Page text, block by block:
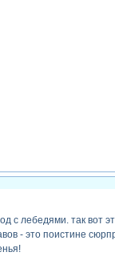
с лебедями. так вот
- это поистине